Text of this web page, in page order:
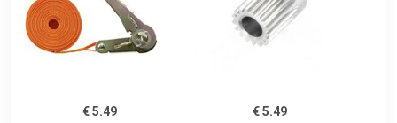
€ 5.49
€ 5.49